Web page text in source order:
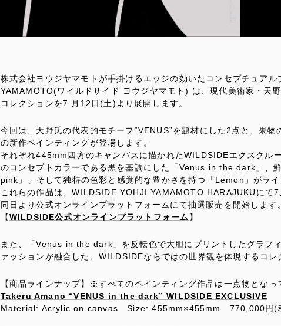
株式会社ヨウジヤマモトが手掛けるエッジの効いたコンセプチュア
YAMAMOTO(ワイルドサイド ヨウジヤマモト) は、現代美術家・天
コレクションを7 月12日(土)より展開します。
今回は、天野氏の代表的モチーフ“VENUS”を題材にした2点と、果
の新作ペインティングが登場します。
それぞれ445mm四方のキャンバスに描かれたWILDSIDEエクスクル
のコンセプトカラーである黒を基調にした「Venus in the dark」、
pink」、そして独特の色彩と感覚的な豊かさを持つ「Lemon」がライ
これらの作品は、WILDSIDE YOHJI YAMAMOTO HARAJUKUにて7
同日より公式オンラインプラットフォームにて抽選販売を開始します
【WILDSIDE公式オンラインプラットフォーム 】
また、「Venus in the dark」を反転色で大胆にプリントしたグラフ
ァッションが融合した、WILDSIDEならではの世界観を体現するコレ
【商品ラインナップ】※すべてのペインティング作品は一点物となっ
Takeru Amano “VENUS in the dark” WILDSIDE EXCLUSIVE
Material: Acrylic on canvas Size: 455mm×455mm 770,000円(